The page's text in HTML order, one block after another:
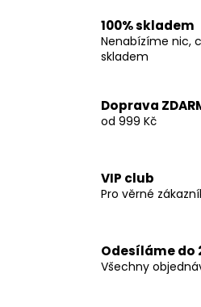
100% skladem
Nenabízíme nic,
skladem
Doprava
od 999 Kč
VIP club
Pro věrné
Odesíláme do
Všechny